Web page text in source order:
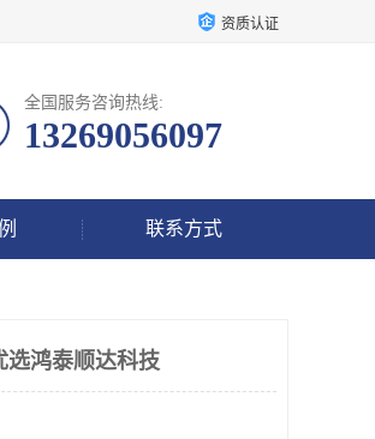
资质认证
全国服务咨询热线:
13269056097
联系方式
选鸿泰顺达科技